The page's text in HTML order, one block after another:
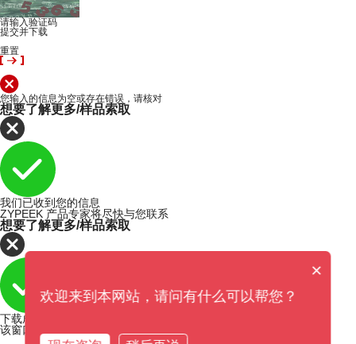
请输入验证码
提交并下载
重置
您输入的信息为空或存在错误，请核对
想要了解更多/样品索取
我们已收到您的信息
ZYPEEK 产品专家将尽快与您联系
想要了解更多/样品索取
下载成功
该窗口即将在5秒内关闭
×
欢迎来到本网站，请问有什么可以帮您？